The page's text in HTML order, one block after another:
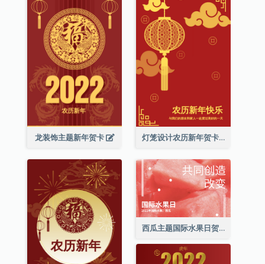
龙装饰主题新年贺卡 灯笼设计农历新年贺卡
西瓜主题国际水果日贺卡